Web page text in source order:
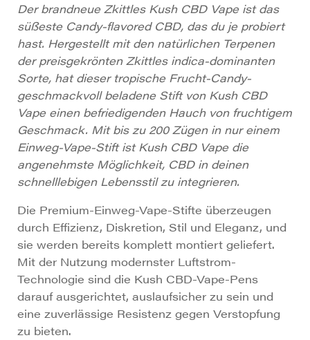
Der brandneue Zkittles Kush CBD Vape ist das
süßeste Candy-flavored CBD, das du je probiert
hast. Hergestellt mit den natürlichen Terpenen
der preisgekrönten Zkittles indica-dominanten
Sorte, hat dieser tropische Frucht-Candy-
geschmackvoll beladene Stift von Kush CBD
Vape einen befriedigenden Hauch von fruchtigem
Geschmack. Mit bis zu 200 Zügen in nur einem
Einweg-Vape-Stift ist Kush CBD Vape die
angenehmste Möglichkeit, CBD in deinen
schnelllebigen Lebensstil zu integrieren.
Die Premium-Einweg-Vape-Stifte überzeugen
durch Effizienz, Diskretion, Stil und Eleganz, und
sie werden bereits komplett montiert geliefert.
Mit der Nutzung modernster Luftstrom-
Technologie sind die Kush CBD-Vape-Pens
darauf ausgerichtet, auslaufsicher zu sein und
eine zuverlässige Resistenz gegen Verstopfung
zu bieten.